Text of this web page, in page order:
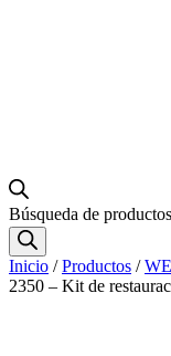
Búsqueda de productos
Inicio /Productos /
2350 – Kit de